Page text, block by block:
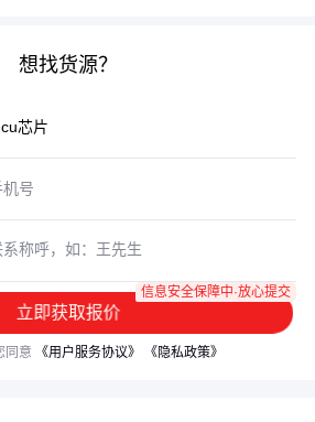
想找货源？
立即获取报价
信息安全保障中·放心提交
同意 《用户服务协议》 《隐私政策》